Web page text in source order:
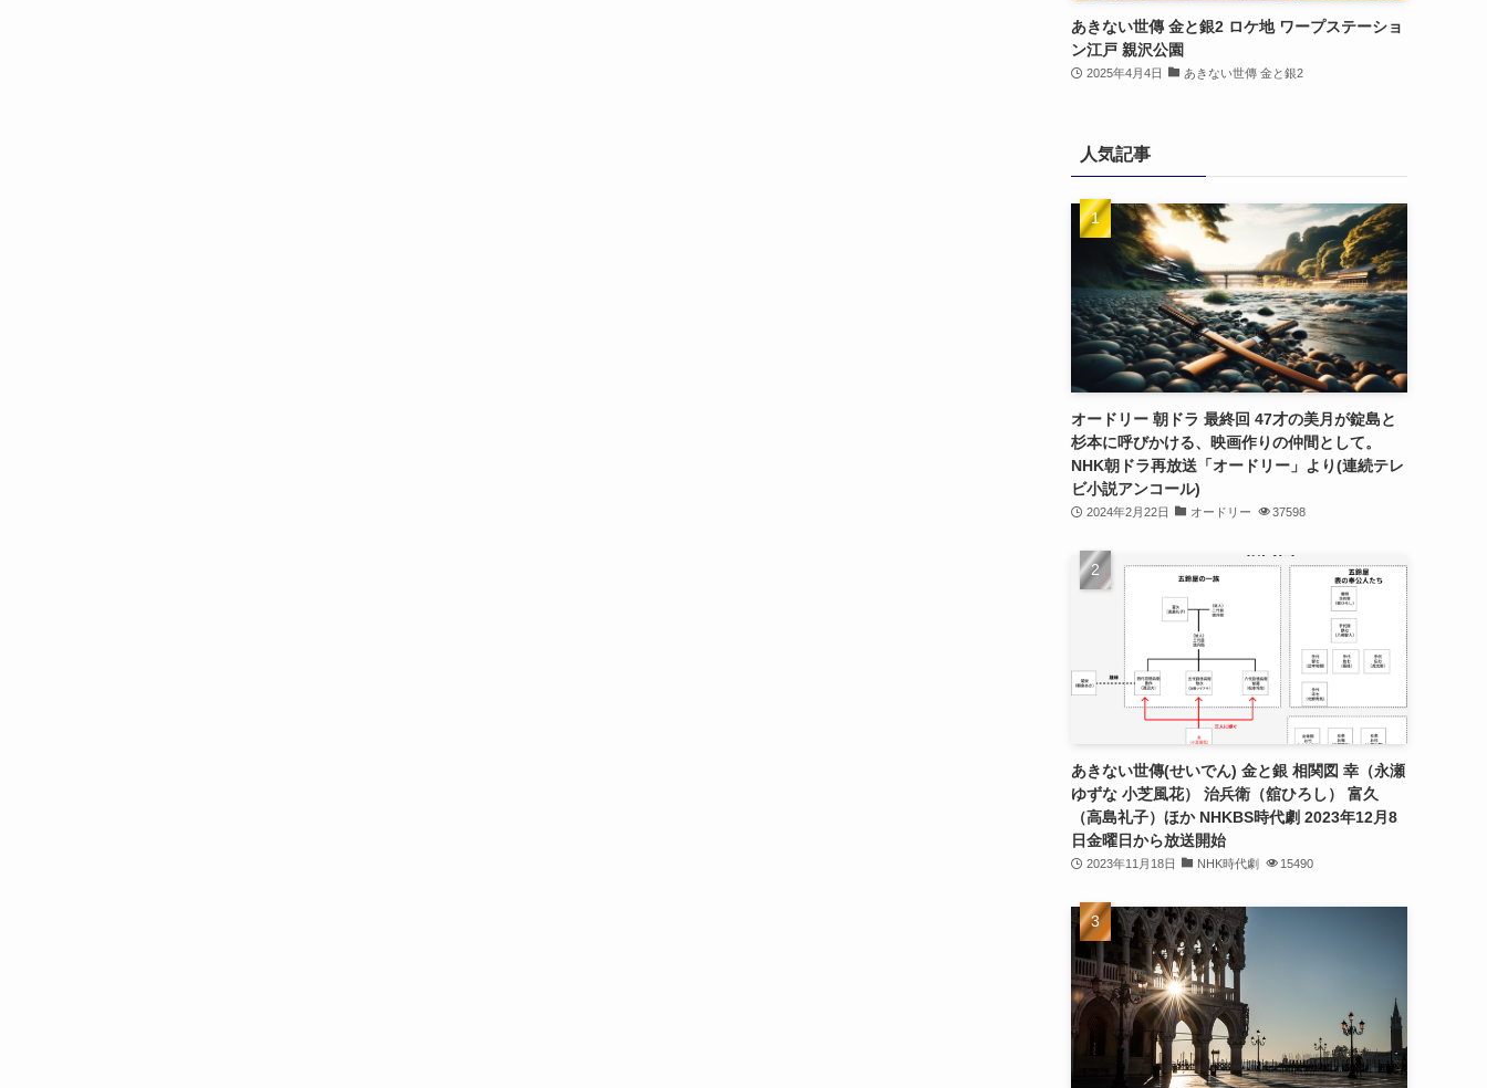
あきない世傳 金と銀2 ロケ地 ワープステーショ
ン江戸 親沢公園
2025年4月4日 あきない世傳 金と銀2
人気記事
オードリー 朝ドラ 最終回 47才の美月が錠島と
杉本に呼びかける、映画作りの仲間として。
NHK朝ドラ再放送「オードリー」より(連続テレ
ビ小説アンコール)
2024年2月22日 オードリー 37598
あきない世傳(せいでん) 金と銀 相関図 幸（永瀬
ゆずな 小芝風花） 治兵衛（舘ひろし） 富久
（高島礼子）ほか NHKBS時代劇 2023年12月8
日金曜日から放送開始
2023年11月18日 NHK時代劇 15490